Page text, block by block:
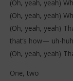
(Oh, yeah, yeah)
(Oh, yeah, yeah)
(Oh, yeah, yeah)
that’s how— uh-
(Oh, yeah, yeah)
One, two